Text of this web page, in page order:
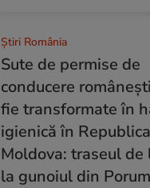
Știri România
Sute de permise de
conducere
fie transformate în
igienică în Republica
Moldova: traseul de
la gunoiul din